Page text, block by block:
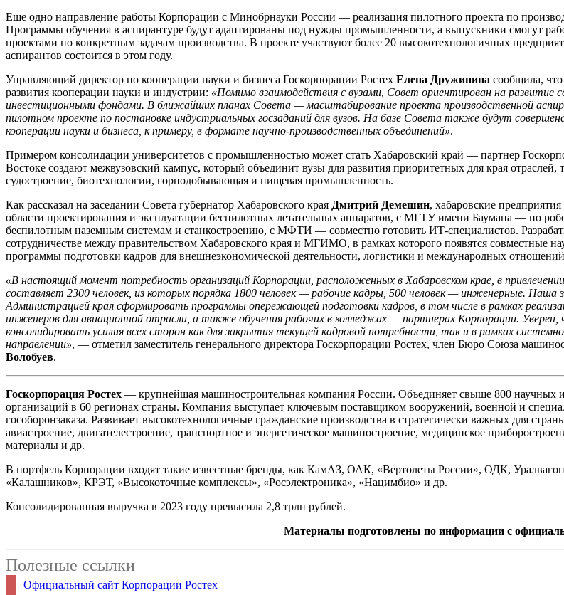
Еще одно направление работы Корпорации с Минобрнауки России — реализация пилотного проекта по
Программы обучения в аспирантуре будут адаптированы под нужды промышленности, а выпускники смогут
проектами по конкретным задачам производства. В проекте участвуют более 20 высокотехнологичных
аспирантов состоится в этом году.
Управляющий директор по кооперации науки и бизнеса Госкорпорации Ростех Елена Дружинина сообщила, что
развития кооперации науки и индустрии: «Помимо взаимодействия с вузами, Совет ориентирован на развитие
инвестиционными фондами. В ближайших планах Совета — масштабирование проекта производственной
пилотном проекте по постановке индустриальных госзаданий для вузов. На базе Совета также будут
кооперации науки и бизнеса, к примеру, в формате научно-производственных объединений».
Примером консолидации университетов с промышленностью может стать Хабаровский край — партнер
Востоке создают межвузовский кампус, который объединит вузы для развития приоритетных для края отраслей,
судостроение, биотехнологии, горнодобывающая и пищевая промышленность.
Как рассказал на заседании Совета губернатор Хабаровского края Дмитрий Демешин, хабаровские
области проектирования и эксплуатации беспилотных летательных аппаратов, с МГТУ имени Баумана — по
беспилотным наземным системам и станкостроению, с МФТИ — совместно готовить ИТ-специалистов.
сотрудничестве между правительством Хабаровского края и МГИМО, в рамках которого появятся совместные
программы подготовки кадров для внешнеэкономической деятельности, логистики и международных
«В настоящий момент потребность организаций Корпорации, расположенных в Хабаровском крае, в
составляет 2300 человек, из которых порядка 1800 человек — рабочие кадры, 500 человек — инженерные. Наша
Администрацией края сформировать программы опережающей подготовки кадров, в том числе в рамках
инженеров для авиационной отрасли, а также обучения рабочих в колледжах — партнерах Корпорации.
консолидировать усилия всех сторон как для закрытия текущей кадровой потребности, так и в рамках
направлении», — отметил заместитель генерального директора Госкорпорации Ростех, член Бюро Союза
Волобуев.
Госкорпорация Ростех — крупнейшая машиностроительная компания России. Объединяет свыше 800 научных
организаций в 60 регионах страны. Компания выступает ключевым поставщиком вооружений, военной и
гособоронзаказа. Развивает высокотехнологичные гражданские производства в стратегически важных для
авиастроение, двигателестроение, транспортное и энергетическое машиностроение, медицинское
материалы и др.
В портфель Корпорации входят такие известные бренды, как КамАЗ, ОАК, «Вертолеты России», ОДК,
«Калашников», КРЭТ, «Высокоточные комплексы», «Росэлектроника», «Нацимбио» и др.
Консолидированная выручка в 2023 году превысила 2,8 трлн рублей.
Материалы подготовлены по информации с
Полезные ссылки
Официальный сайт Корпорации Ростех